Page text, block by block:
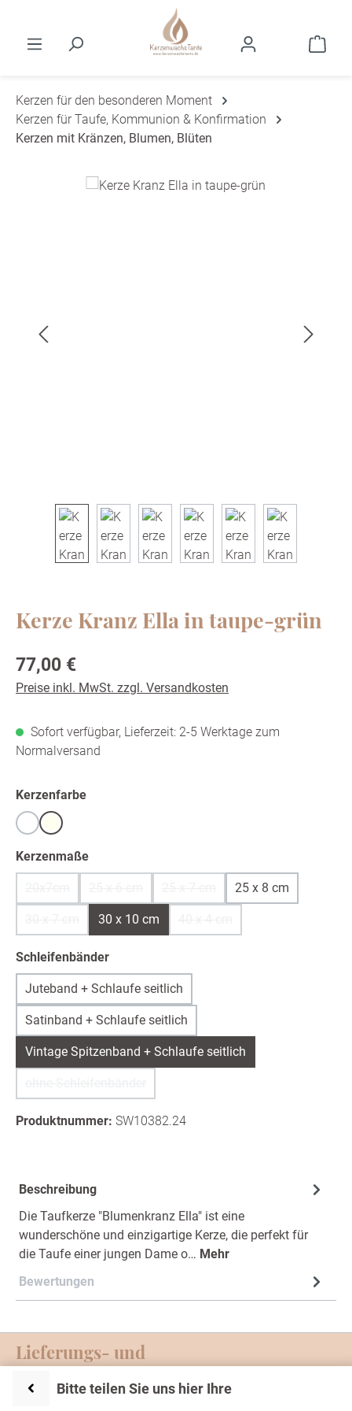
Kerzen für den besonderen Moment
Kerzen für Taufe, Kommunion & Konfirmation
Kerzen mit Kränzen, Blumen, Blüten
Bildergalerie überspringen
Kerze Kranz Ella in taupe-grün
Regulärer Preis:
77,00 €
Preise inkl. MwSt. zzgl. Versandkosten
Sofort verfügbar, Lieferzeit: 2-5 Werktage zum
Normalversand
Kerzenfarbeauswählen
Weißwarmweiß /ivory
Kerzenmaßeauswählen
25 x 8 cm
30 x 10 cm
Schleifenbänderauswählen
Juteband + Schlaufe seitlich
Satinband + Schlaufe seitlich
Vintage Spitzenband + Schlaufe seitlich
Bitte teilen Sie uns hier Ihre
Produktnummer: SW10382.24
Beschreibung
Die Taufkerze "Blumenkranz Ella" ist eine
wunderschöne und einzigartige Kerze, die perfekt für
die Taufe einer jungen Dame o… Mehr
Bewertungen
Lieferungs- und
Zahlungsmöglichkeiten